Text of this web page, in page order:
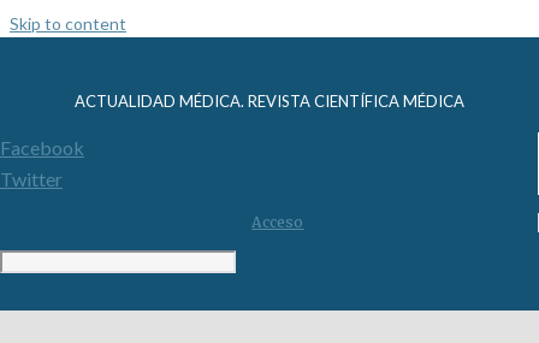
Skip to content
ACTUALIDAD MÉDICA. REVISTA CIENTÍFICA MÉDICA
Facebook
Twitter
Acceso